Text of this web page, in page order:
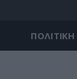
ΠΟΛΙΤΙΚΗ